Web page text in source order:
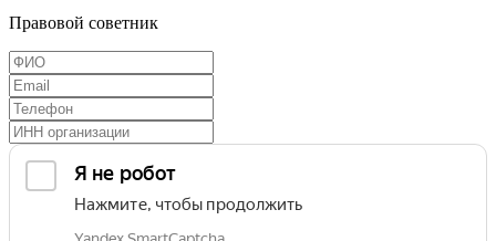
Правовой советник